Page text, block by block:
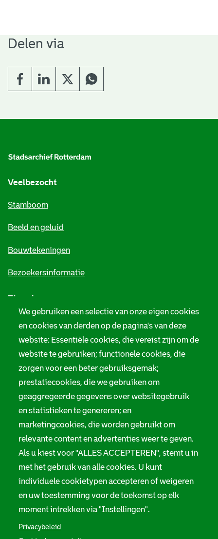
We gebruiken een selectie van onze eigen cookies
en cookies van derden op de pagina's van deze
website: Essentiële cookies, die vereist zijn om de
website te gebruiken; functionele cookies, die
zorgen voor een beter gebruiksgemak;
prestatiecookies, die we gebruiken om
geaggregeerde gegevens over websitegebruik
en statistieken te genereren; en
marketingcookies, die worden gebruikt om
relevante content en advertenties weer te geven.
Als u kiest voor "ALLES ACCEPTEREN", stemt u in
met het gebruik van alle cookies. U kunt
individuele cookietypen accepteren of weigeren
en uw toestemming voor de toekomst op elk
moment intrekken via "Instellingen".
Privacybeleid
Delen via
m
Veelbezocht
Stamboom
Beeld en geluid
Bouwtekeningen
Bezoekersinformatie
Zie ook
Privacy
Digitale toegankelijkheid
Servicenormen
Melding taalgebruik
Suggesties en opmerkingen
Hofdijk 651, 3032 CG Rotterdam
Postbus 71, 3000 AB Rotterdam
TEL: 010 267 55 55